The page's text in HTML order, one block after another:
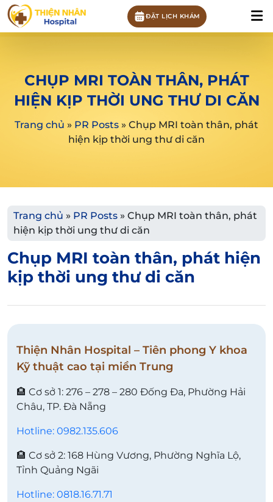
ĐẶT LỊCH KHÁM
CHỤP MRI TOÀN THÂN, PHÁT
HIỆN KỊP THỜI UNG THƯ DI CĂN
Trang chủ » PR Posts » Chụp MRI toàn thân, phát
hiện kịp thời ung thư di căn
Trang chủ » PR Posts » Chụp MRI toàn thân, phát
hiện kịp thời ung thư di căn
Chụp MRI toàn thân, phát hiện
kịp thời ung thư di căn
Thiện Nhân Hospital – Tiên phong Y khoa
Kỹ thuật cao tại miền Trung
🏨 Cơ sở 1: 276 – 278 – 280 Đống Đa, Phường Hải
Châu, TP. Đà Nẵng
Hotline: 0982.135.606
🏨 Cơ sở 2: 168 Hùng Vương, Phường Nghĩa Lộ,
Tỉnh Quảng Ngãi
Hotline: 0818.16.71.71